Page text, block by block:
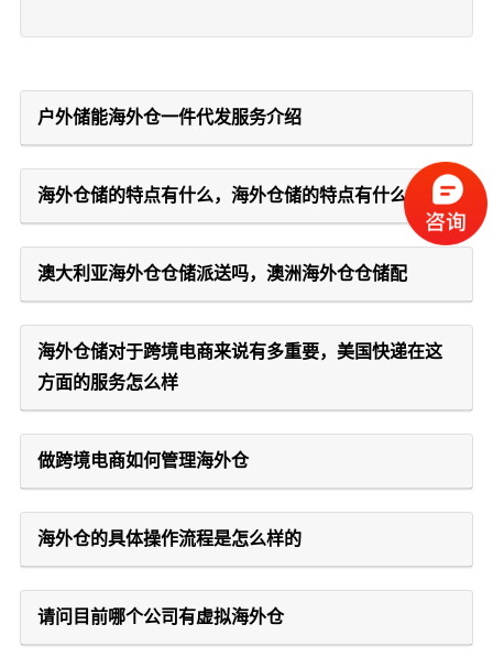
户外储能海外仓一件代发服务介绍
海外仓储的特点有什么，海外仓储的特点有什么
澳大利亚海外仓仓储派送吗，澳洲海外仓仓储配
海外仓储对于跨境电商来说有多重要，美国快递在这
方面的服务怎么样
做跨境电商如何管理海外仓
海外仓的具体操作流程是怎么样的
请问目前哪个公司有虚拟海外仓